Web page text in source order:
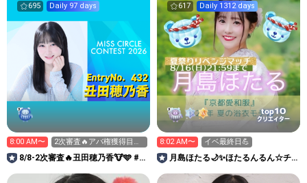
695 Daily 97 days
8:00 AM〜
2次審査🔥アバ権獲得目指
したい！9:00まで
8/8-2次審査🔥丑田穂乃香🐮🩵 #ミ
617 Daily 1312 days
top10
クリエイター
8:02 AM〜 イベ最終日💪
月島ほたる🌙✨ほたるんるん☆チ